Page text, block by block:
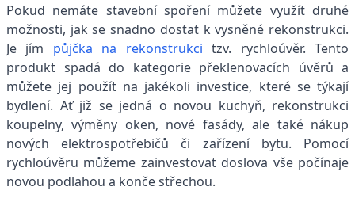
Pokud nemáte stavební spoření můžete využít druhé
možnosti, jak se snadno dostat k vysněné rekonstrukci.
Je jím půjčka na rekonstrukci tzv. rychloúvěr. Tento
produkt spadá do kategorie překlenovacích úvěrů a
můžete jej použít na jakékoli investice, které se týkají
bydlení. Ať již se jedná o novou kuchyň, rekonstrukci
koupelny, výměny oken, nové fasády, ale také nákup
nových elektrospotřebičů či zařízení bytu. Pomocí
rychloúvěru můžeme zainvestovat doslova vše počínaje
novou podlahou a konče střechou.